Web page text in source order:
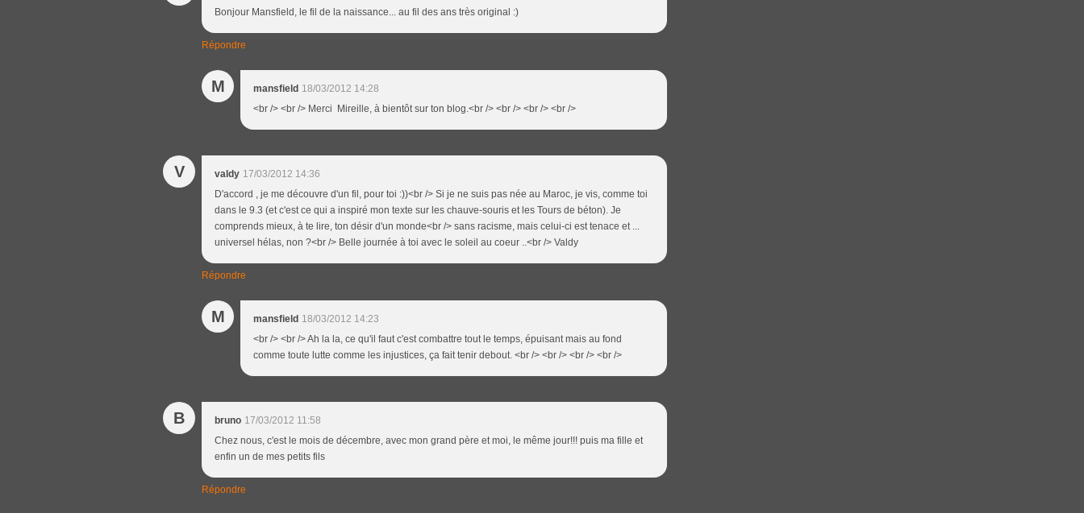
Bonjour Mansfield, le fil de la naissance... au fil des ans très original :)
Répondre
M mansfield 18/03/2012 14:28
<br /> <br /> Merci Mireille, à bientôt sur ton blog.<br /> <br /> <br /> <br />
V valdy 17/03/2012 14:36
D'accord , je me découvre d'un fil, pour toi :))<br /> Si je ne suis pas née au Maroc, je vis, comme toi
dans le 9.3 (et c'est ce qui a inspiré mon texte sur les chauve-souris et les Tours de béton). Je
comprends mieux, à te lire, ton désir d'un monde<br /> sans racisme, mais celui-ci est tenace et ...
universel hélas, non ?<br /> Belle journée à toi avec le soleil au coeur ..<br /> Valdy
Répondre
M mansfield 18/03/2012 14:23
<br /> <br /> Ah la la, ce qu'il faut c'est combattre tout le temps, épuisant mais au fond
comme toute lutte comme les injustices, ça fait tenir debout. <br /> <br /> <br /> <br />
B bruno 17/03/2012 11:58
Chez nous, c'est le mois de décembre, avec mon grand père et moi, le même jour!!! puis ma fille et
enfin un de mes petits fils
Répondre